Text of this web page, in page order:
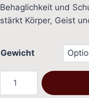
Behaglichkeit und
stärkt Körper, Geist
Gewicht